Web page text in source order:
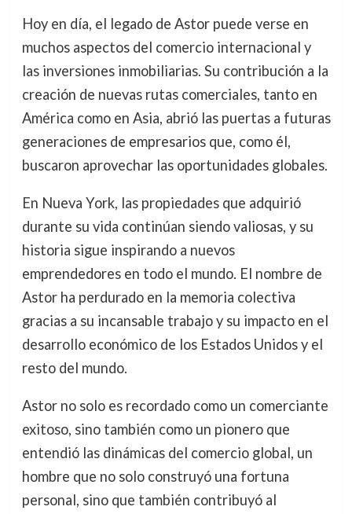
Hoy en día, el legado de Astor puede verse en
muchos aspectos del comercio internacional y
las inversiones inmobiliarias. Su contribución a la
creación de nuevas rutas comerciales, tanto en
América como en Asia, abrió las puertas a futuras
generaciones de empresarios que, como él,
buscaron aprovechar las oportunidades globales.
En Nueva York, las propiedades que adquirió
durante su vida continúan siendo valiosas, y su
historia sigue inspirando a nuevos
emprendedores en todo el mundo. El nombre de
Astor ha perdurado en la memoria colectiva
gracias a su incansable trabajo y su impacto en el
desarrollo económico de los Estados Unidos y el
resto del mundo.
Astor no solo es recordado como un comerciante
exitoso, sino también como un pionero que
entendió las dinámicas del comercio global, un
hombre que no solo construyó una fortuna
personal, sino que también contribuyó al